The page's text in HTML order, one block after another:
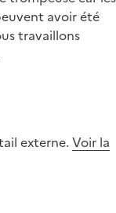
avoir été
travaillons
externe. Voir la